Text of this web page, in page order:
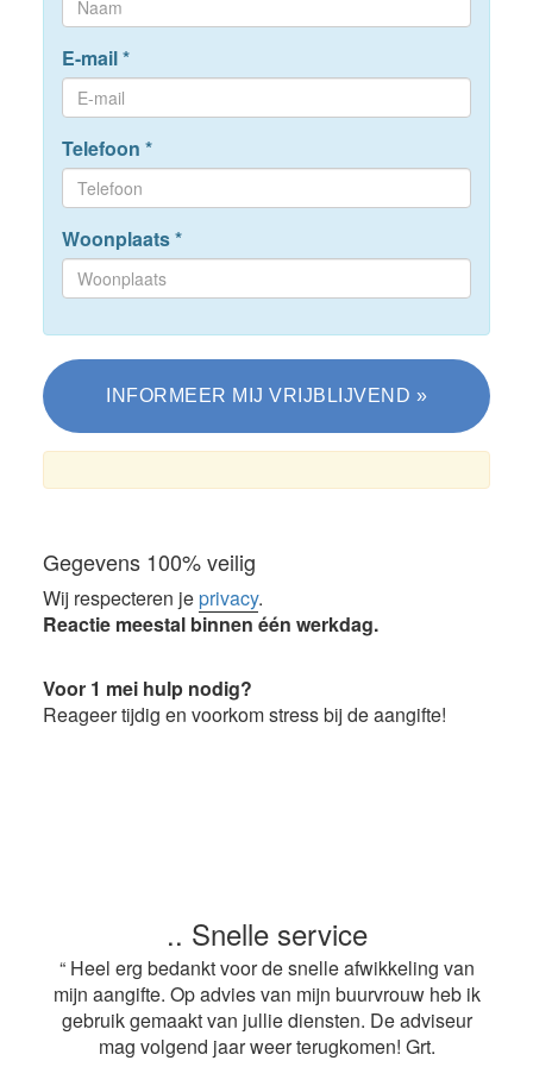
E-mail*
Telefoon *
Woonplaats*
Gegevens 100% veilig
Wij respecteren jeprivacy.
Reactie meestal binnen één werkdag.
Voor 1 mei hulp nodig?
Reageer tijdig en voorkom stress bij de aangifte!
.. Snelle service
“ Heel erg bedankt voor de snelle afwikkeling van
mijn aangifte. Op advies van mijn buurvrouw heb ik
gebruik gemaakt van jullie diensten. De adviseur
mag volgend jaar weer terugkomen! Grt.